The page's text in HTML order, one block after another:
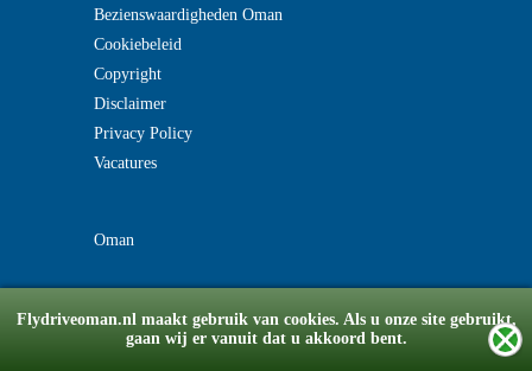
Flydriveoman.nl maakt gebruik van cookies. Als u onze site gebruikt,
gaan wij er vanuit dat u akkoord bent.
Bezienswaardigheden Oman
Cookiebeleid
Copyright
Disclaimer
Privacy Policy
Vacatures
Oman
© Copyright 2008-2026 flydriveoman.nl